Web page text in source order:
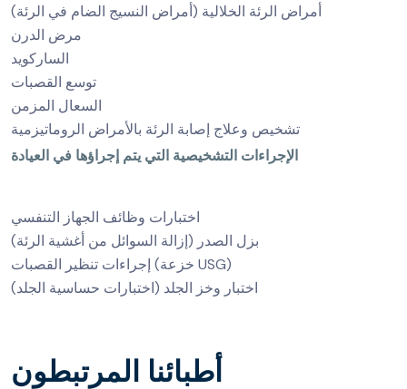
أمراض الرئة الخلالية (أمراض النسيج الضام في الرئة)
مرض الدرن
الساركويد
توسع القصبات
السعال المزمن
تشخيص وعلاج إصابة الرئة بالأمراض الروماتيزمية
الإجراءات التشخيصية التي يتم إجراؤها في العيادة
اختبارات وظائف الجهاز التنفسي
بزل الصدر (إزالة السوائل من أغشية الرئة)
إجراءات تنظير القصبات (خزعة USG)
اختبار وخز الجلد (اختبارات حساسية الجلد)
أطبائنا المرتبطون